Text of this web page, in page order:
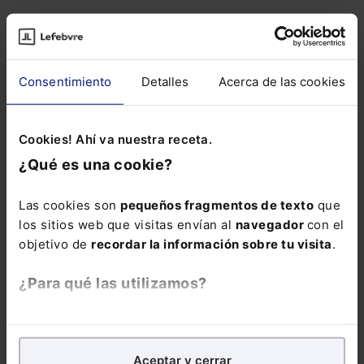
Consentimiento Detalles Acerca de las cookies
Cookies! Ahí va nuestra receta.
¿Qué es una cookie?
Las cookies son pequeños fragmentos de texto que
los sitios web que visitas envían al navegador con el
objetivo de recordar la información sobre tu visita.
¿Para qué las utilizamos?
analíticospara tratar demejorar tu experienciaen
Aceptar y cerrar
en Valencia
El Derecho
El Derecho
Leer artículo
SECTOR JURÍDICO
inaugura la nueva sede
Redacción
SECTOR JURÍDICO